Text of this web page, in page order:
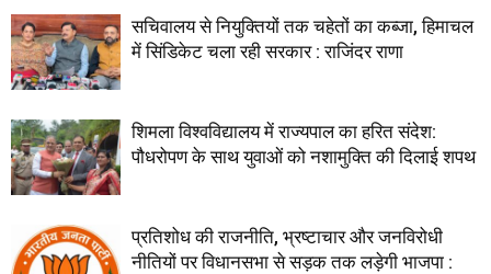
सचिवालय से नियुक्तियों तक चहेतों का कब्जा, हिमाचल
में सिंडिकेट चला रही सरकार : राजिंदर राणा
शिमला विश्वविद्यालय में राज्यपाल का हरित संदेश:
पौधरोपण के साथ युवाओं को नशामुक्ति की दिलाई शपथ
प्रतिशोध की राजनीति, भ्रष्टाचार और जनविरोधी
नीतियों पर विधानसभा से सड़क तक लड़ेगी भाजपा :